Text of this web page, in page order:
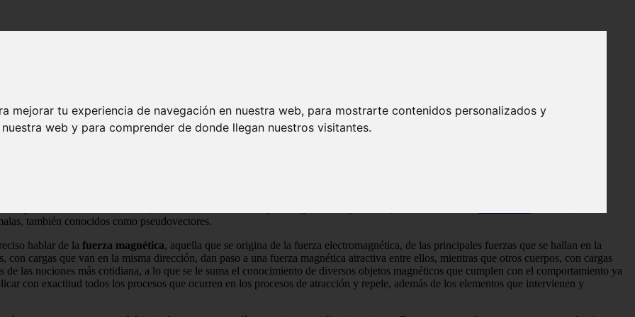
mejorar tu experiencia de navegación en nuestra web, para mostrarte contenidos personalizados y
web y para comprender de donde llegan nuestros visitantes.
que
también conocidos como pseudovectores.
hablar de la fuerza magnética, aquella que se origina de la fuerza electromagnética, de las principales fuerzas que se hallan en la
con cargas que van en la misma dirección, dan paso a una fuerza magnética atractiva entre ellos, mientras que otros cuerpos, con cargas
de las nociones más cotidiana, a lo que se le suma el conocimiento de diversos objetos magnéticos que cumplen con el comportamiento ya
con exactitud todos los procesos que ocurren en los procesos de atracción y repele, además de los elementos que intervienen y